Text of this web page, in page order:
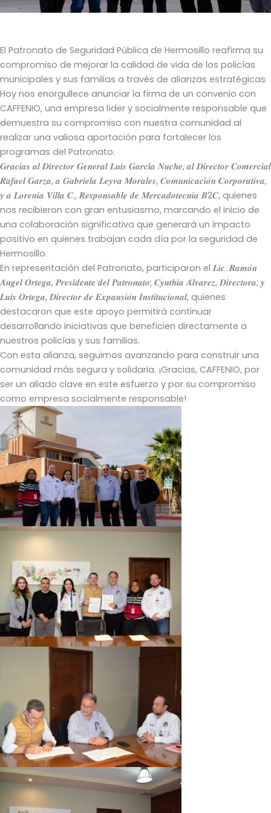
El Patronato de Seguridad Pública de Hermosillo reafirma su
compromiso de mejorar la calidad de vida de los policías
municipales y sus familias a través de alianzas estratégicas.
Hoy nos enorgullece anunciar la firma de un convenio con
CAFFENIO, una empresa líder y socialmente responsable que
demuestra su compromiso con nuestra comunidad al
realizar una valiosa aportación para fortalecer los
programas del Patronato.
𝑮𝒓𝒂𝒄𝒊𝒂𝒔 𝒂𝒍 𝑫𝒊𝒓𝒆𝒄𝒕𝒐𝒓 𝑮𝒆𝒏𝒆𝒓𝒂𝒍 𝑳𝒖𝒊𝒔 𝑮𝒂𝒓𝒄𝒊́𝒂 𝑵𝒖𝒄𝒉𝒆, 𝒂𝒍 𝑫𝒊𝒓𝒆𝒄𝒕𝒐𝒓 𝑪𝒐𝒎𝒆𝒓𝒄𝒊𝒂𝒍
𝑹𝒂𝒇𝒂𝒆𝒍 𝑮𝒂𝒓𝒛𝒂, 𝒂 𝑮𝒂𝒃𝒓𝒊𝒆𝒍𝒂 𝑳𝒆𝒚𝒗𝒂 𝑴𝒐𝒓𝒂𝒍𝒆𝒔, 𝑪𝒐𝒎𝒖𝒏𝒊𝒄𝒂𝒄𝒊𝒐́𝒏 𝑪𝒐𝒓𝒑𝒐𝒓𝒂𝒕𝒊𝒗𝒂,
𝒚 𝒂 𝑳𝒐𝒓𝒆𝒏𝒊𝒂 𝑽𝒊𝒍𝒍𝒂 𝑪., 𝑹𝒆𝒔𝒑𝒐𝒏𝒔𝒂𝒃𝒍𝒆 𝒅𝒆 𝑴𝒆𝒓𝒄𝒂𝒅𝒐𝒕𝒆𝒄𝒏𝒊𝒂 𝑩2𝑪, quienes
nos recibieron con gran entusiasmo, marcando el inicio de
una colaboración significativa que generará un impacto
positivo en quienes trabajan cada día por la seguridad de
Hermosillo.
En representación del Patronato, participaron el 𝑳𝒊𝒄. 𝑹𝒂𝒎𝒐́𝒏
𝑨́𝒏𝒈𝒆𝒍 𝑶𝒓𝒕𝒆𝒈𝒂, 𝑷𝒓𝒆𝒔𝒊𝒅𝒆𝒏𝒕𝒆 𝒅𝒆𝒍 𝑷𝒂𝒕𝒓𝒐𝒏𝒂𝒕𝒐; 𝑪𝒚𝒏𝒕𝒉𝒊𝒂 𝑨́𝒍𝒗𝒂𝒓𝒆𝒛, 𝑫𝒊𝒓𝒆𝒄𝒕𝒐𝒓𝒂; 𝒚
𝑳𝒖𝒊𝒔 𝑶𝒓𝒕𝒆𝒈𝒂, 𝑫𝒊𝒓𝒆𝒄𝒕𝒐𝒓 𝒅𝒆 𝑬𝒙𝒑𝒂𝒏𝒔𝒊𝒐́𝒏 𝑰𝒏𝒔𝒕𝒊𝒕𝒖𝒄𝒊𝒐𝒏𝒂𝒍, quienes
destacaron que este apoyo permitirá continuar
desarrollando iniciativas que beneficien directamente a
nuestros policías y sus familias.
Con esta alianza, seguimos avanzando para construir una
comunidad más segura y solidaria. ¡Gracias, CAFFENIO, por
ser un aliado clave en este esfuerzo y por su compromiso
como empresa socialmente responsable!